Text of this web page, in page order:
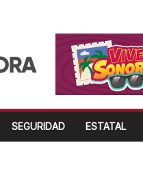
SEGURIDAD ESTATAL